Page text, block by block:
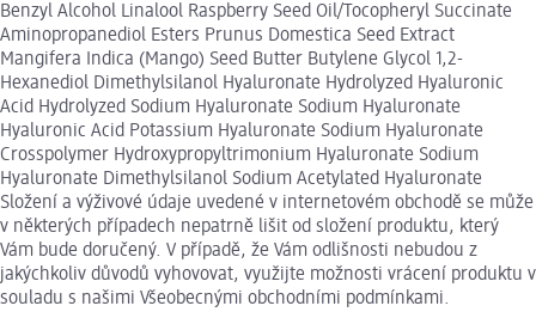
Benzyl Alcohol Linalool Raspberry Seed Oil/Tocopheryl Succinate
Aminopropanediol Esters Prunus Domestica Seed Extract
Mangifera Indica (Mango) Seed Butter Butylene Glycol 1,2-
Hexanediol Dimethylsilanol Hyaluronate Hydrolyzed Hyaluronic
Acid Hydrolyzed Sodium Hyaluronate Sodium Hyaluronate
Hyaluronic Acid Potassium Hyaluronate Sodium Hyaluronate
Crosspolymer Hydroxypropyltrimonium Hyaluronate Sodium
Hyaluronate Dimethylsilanol Sodium Acetylated Hyaluronate
Složení a výživové údaje uvedené v internetovém obchodě se může
v některých případech nepatrně lišit od složení produktu, který
Vám bude doručený. V případě, že Vám odlišnosti nebudou z
jakýchkoliv důvodů vyhovovat, využijte možnosti vrácení produktu v
souladu s našimi Všeobecnými obchodními podmínkami.